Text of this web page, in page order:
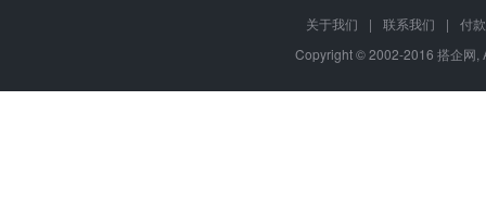
关于我们 | 联系我们 |
付
Copyright © 2002-2016 搭企网